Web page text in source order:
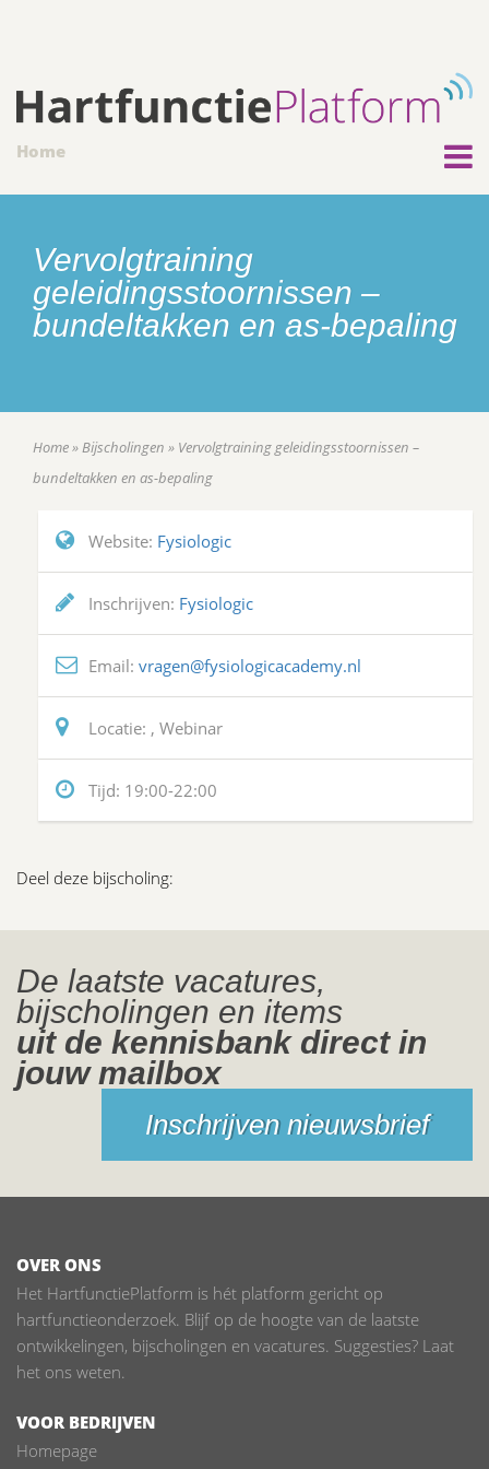
Home
Vervolgtraining
geleidingsstoornissen –
bundeltakken en as-bepaling
Home»Bijscholingen » Vervolgtraining geleidingsstoornissen –
bundeltakken en as-bepaling
Website: Fysiologic
Inschrijven: Fysiologic
Email: vragen@fysiologicacademy.nl
Locatie: , Webinar
Tijd: 19:00-22:00
Deel deze bijscholing:
De laatste vacatures,
bijscholingen en items
uit de kennisbank direct in
jouw mailbox
Inschrijven nieuwsbrief
OVER ONS
Het HartfunctiePlatform is hét platform gericht op
hartfunctieonderzoek. Blijf op de hoogte van de laatste
ontwikkelingen, bijscholingen en vacatures. Suggesties? Laat
het ons weten.
VOOR BEDRIJVEN
Homepage